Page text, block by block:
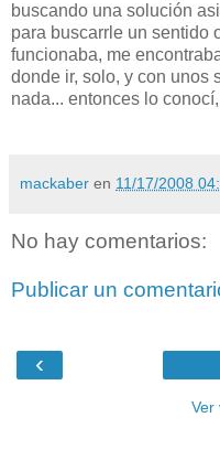
buscando una solución
para buscarrle un sentido
funcionaba, me
donde ir, solo, y con unos
nada... entonces lo
mackaber en 11/17/2008
No hay comentarios:
Publicar un
‹
Ver